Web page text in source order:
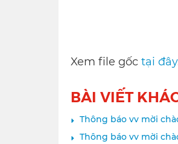
Xem file gốc tại đây
BÀI VIẾT
Thông báo vv mời
Thông báo vv mời